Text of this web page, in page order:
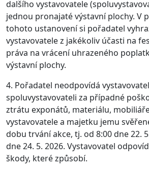
dalšího vystavovatele
jednou pronajaté výstavní plochy. V
tohoto ustanovení si pořadatel
vystavovatele z jakékoliv účasti na
práva na vrácení uhrazeného
výstavní plochy.
4. Pořadatel neodpovídá
spoluvystavovateli za případné
ztrátu exponátů, materiálu,
vystavovatele a majetku jemu
dobu trvání akce, tj. od 8:00 dne 22.
dne 24. 5. 2026. Vystavovatel
škody, které způsobí.